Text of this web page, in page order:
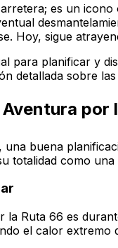
es un
Hoy, sigue
para planificar y
detallada sobre
por
buena
totalidad como
la Ruta 66 es
el calor